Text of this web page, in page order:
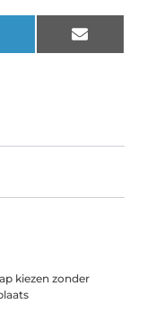
Email
kiezen zonder